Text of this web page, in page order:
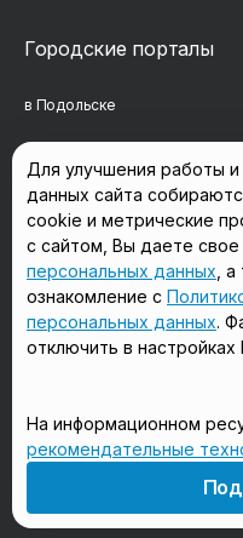
Городские порталы
в Подольске
в Сергиевом Посаде
в Красногорске
в Домодедово
Мы в соцсетях
Для улучшения работы и
данных сайта
cookie и метрические
с сайтом, Вы даете свое
персональных данных ,
ознакомление с
персональных данных.
отключить в
На информационном
рекомендательные